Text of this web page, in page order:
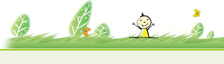
五、研習活動議程及報名方式公告
https://www.accupass.com/go/
六、協辦單位：奧斯卡建設(股)公司